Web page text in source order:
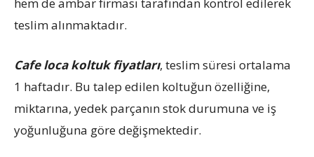
teslim alınmaktadır.
Cafe loca koltuk fiyatları, teslim süresi ortalama
1 haftadır. Bu talep edilen koltuğun özelliğine,
miktarına, yedek parçanın stok durumuna ve iş
yoğunluğuna göre değişmektedir.